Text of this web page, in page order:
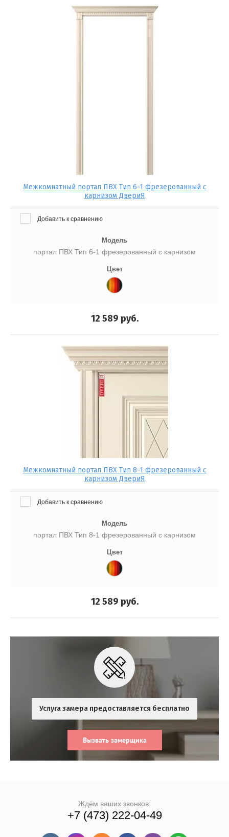
Межкомнатный портал ПВХ Тип 6-1 фрезерованный с
карнизом ДвериЯ
Добавить к сравнению
Модель
портал ПВХ Тип 6-1 фрезерованный с карнизом
Цвет
12 589 руб.
Межкомнатный портал ПВХ Тип 8-1 фрезерованный с
карнизом ДвериЯ
Добавить к сравнению
Модель
портал ПВХ Тип 8-1 фрезерованный с карнизом
Цвет
12 589 руб.
Услуга замера предоставляется бесплатно
Вызвать замерщика
Ждём ваших звонков:
+7 (473) 222-04-49